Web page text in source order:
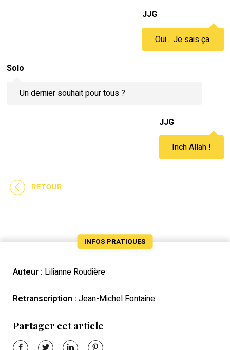
JJG
Oui... Je sais ça.
Solo
Un dernier souhait pour tous ?
JJG
Inch Allah !
RETOUR
INFOS PRATIQUES
Auteur : Lilianne Roudière
Retranscription : Jean-Michel Fontaine
Partager cet article